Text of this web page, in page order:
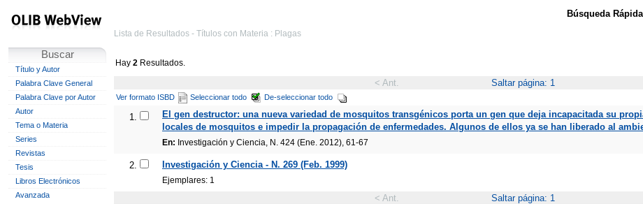
Buscar
Título y Autor
Palabra Clave General
Palabra Clave por Autor
Autor
Tema o Materia
Series
Revistas
Tesis
Libros Electrónicos
Avanzada
Búsqueda
Lista de Resultados - Títulos con Materia : Plagas
Hay 2 Resultados.
< Ant. Saltar página: 1
Ver formato ISBD Seleccionar todo De-seleccionar todo
1.
El gen destructor: una nueva variedad de mosquitos transgénicos porta un gen que deja incapacitada su
locales de mosquitos e impedir la propagación de enfermedades. Algunos de ellos ya se han liberado al
En: Investigación y Ciencia, N. 424 (Ene. 2012), 61-67
2. Investigación y Ciencia - N. 269 (Feb. 1999)
Ejemplares: 1
< Ant. Saltar página: 1